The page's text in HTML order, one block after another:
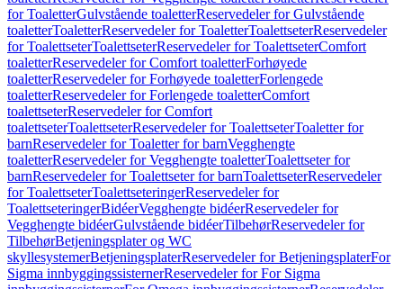
for ToaletterGulvstående toaletterReservedeler for Gulvstående
toaletterToaletterReservedeler for ToaletterToalettseterReservedeler
for ToalettseterToalettseterReservedeler for ToalettseterComfort
toaletterReservedeler for Comfort toaletterForhøyede
toaletterReservedeler for Forhøyede toaletterForlengede
toaletterReservedeler for Forlengede toaletterComfort
toalettseterReservedeler for Comfort
toalettseterToalettseterReservedeler for ToalettseterToaletter for
barnReservedeler for Toaletter for barnVegghengte
toaletterReservedeler for Vegghengte toaletterToalettseter for
barnReservedeler for Toalettseter for barnToalettseterReservedeler
for ToalettseterToalettseteringerReservedeler for
ToalettseteringerBidéerVegghengte bidéerReservedeler for
Vegghengte bidéerGulvstående bidéerTilbehørReservedeler for
TilbehørBetjeningsplater og WC
skyllesystemerBetjeningsplaterReservedeler for BetjeningsplaterFor
Sigma innbyggingssisternerReservedeler for For Sigma